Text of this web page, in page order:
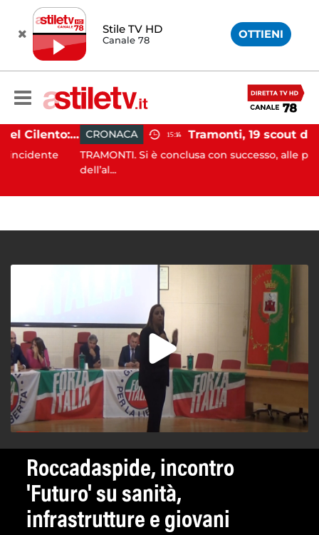
Stile TV HD
Canale 78 OTTIENI
Incidente agricolo nel Cilento: trattore si ribalta, muore 71enne CRONACA 15:14
TRAMONTI. Si è conclusa con successo, alle prime luci
dell’al...
Roccadaspide, incontro
'Futuro' su sanità,
infrastrutture e giovani